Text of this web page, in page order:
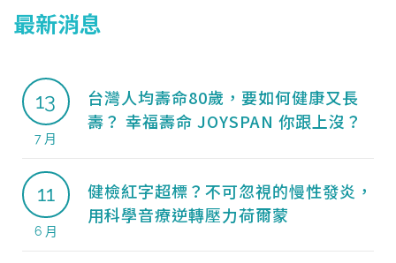
最新消息
13
7 月
台灣人均壽命80歲，要如何健康又長
壽？ 幸福壽命 JOYSPAN 你跟上沒？
11
6 月
健檢紅字超標？不可忽視的慢性發炎，
用科學音療逆轉壓力荷爾蒙